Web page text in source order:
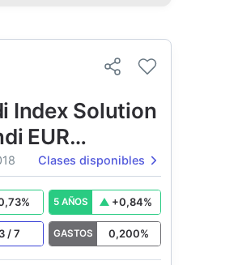
Index Solution
EUR
Bond 1-5Y
Clases disponibles
% 5 AÑOS +0,84%
3/7 GASTOS 0,200%